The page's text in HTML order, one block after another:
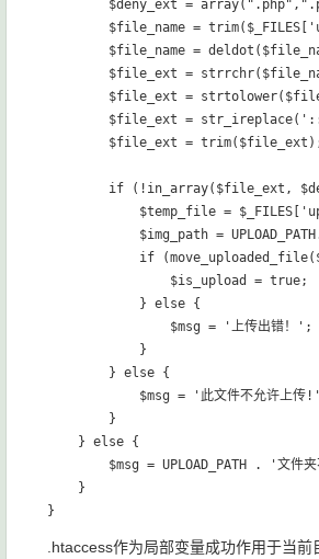
$deny_ext =
$file_name =
$file_name =
$file_ext =
$file_ext =
$file_ext =
$file_ext =
if (!in_array($file_ext,
$temp_file =
$img_path =
if
                $is_upload = true;
            } else {
                $msg = '上传出错！';
            }
        } else {
$msg = '此文件不允许上传
        }
    } else {
$msg = UPLOAD_PATH . '文件夹
    }
.htaccess作为局部变量成功作用于当